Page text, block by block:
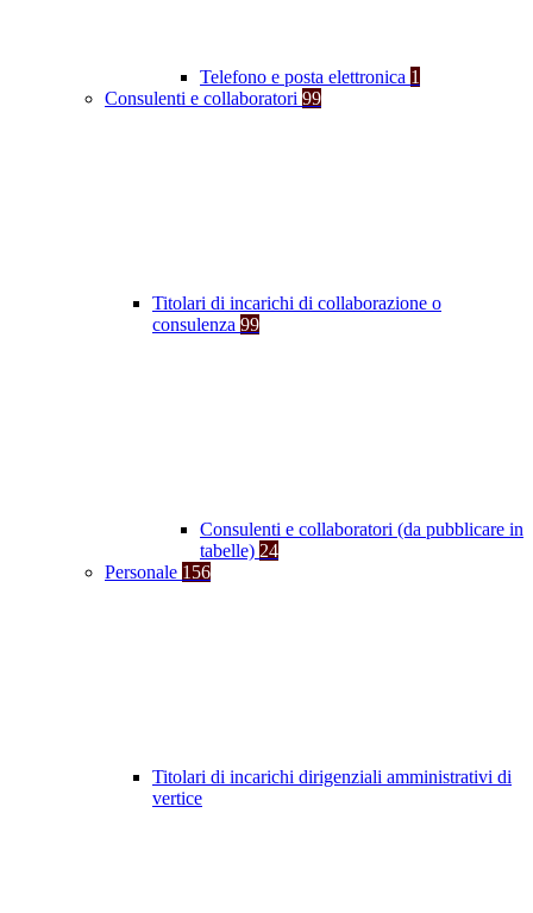
Telefono e posta elettronica 1
Consulenti e collaboratori 99
Titolari di incarichi di collaborazione o
consulenza 99
Consulenti e collaboratori (da pubblicare in
tabelle) 24
Personale 156
Titolari di incarichi dirigenziali amministrativi di
vertice